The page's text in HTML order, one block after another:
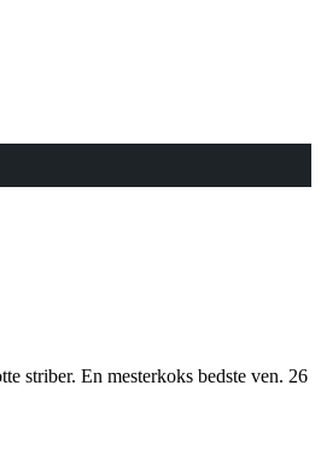
striber. En mesterkoks bedste ven. 26